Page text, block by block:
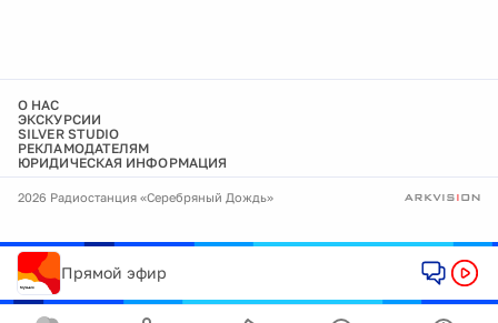
О НАС
ЭКСКУРСИИ
SILVER STUDIO
РЕКЛАМОДАТЕЛЯМ
ЮРИДИЧЕСКАЯ ИНФОРМАЦИЯ
2026 Радиостанция «Серебряный Дождь»
Прямой эфир